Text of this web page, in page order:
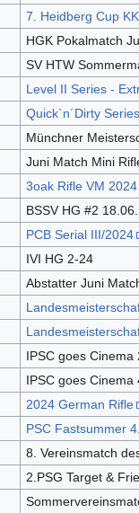
7. Heidberg Cup KK
HGK Pokalmatch
SV HTW
Level II Series -
Quick`n´Dirty
Münchner
Juni Match Mini
3oak Rifle VM 2024
BSSV HG #2
PCB Serial III/2024
IVI HG 2-24
Abstatter Juni
IPSC goes Cinema
IPSC goes Cinema
2024 German Rifle
PSC Fastsummer
8. Vereinsmatch
2.PSG Target &